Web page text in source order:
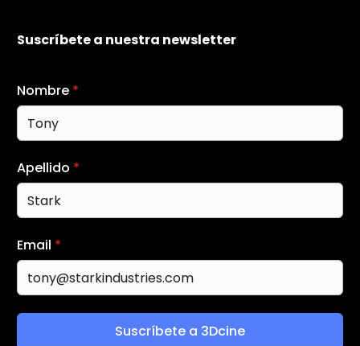
Suscríbete a nuestra newsletter
Nombre *
Apellido *
Email *
Suscríbete a 3Dcine